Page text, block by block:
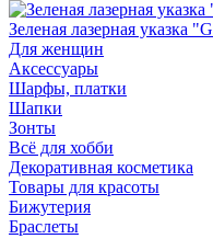
Зеленая лазерная указка
Для женщин
Аксессуары
Шарфы, платки
Шапки
Зонты
Всё для хобби
Декоративная косметика
Товары для красоты
Бижутерия
Браслеты